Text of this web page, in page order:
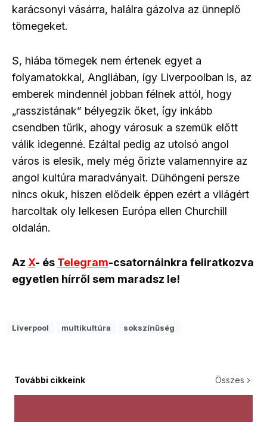
karácsonyi vásárra, halálra gázolva az ünneplő
tömegeket.
S, hiába tömegek nem értenek egyet a
folyamatokkal, Angliában, így Liverpoolban is, az
emberek mindennél jobban félnek attól, hogy
„rasszistának” bélyegzik őket, így inkább
csendben tűrik, ahogy városuk a szemük előtt
válik idegenné. Ezáltal pedig az utolsó angol
város is elesik, mely még őrizte valamennyire az
angol kultúra maradványait. Dühöngeni persze
nincs okuk, hiszen elődeik éppen ezért a világért
harcoltak oly lelkesen Európa ellen Churchill
oldalán.
Az X- és Telegram-csatornáinkra feliratkozva
egyetlen hírről sem maradsz le!
Liverpool multikultúra sokszínűség
További cikkeink Összes